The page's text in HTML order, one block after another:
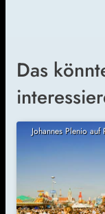
Das
Johannes Plenio auf